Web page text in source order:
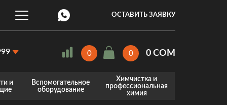
ОСТАВИТЬ ЗАЯВКУ
999
0 0 0 COM
и
Вспомогательное
оборудование
Химчистка и
профессиональная
химия